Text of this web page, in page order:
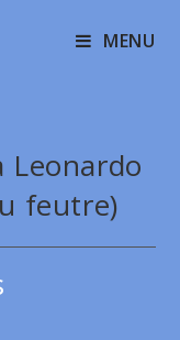
MENU
Leonardo
feutre)